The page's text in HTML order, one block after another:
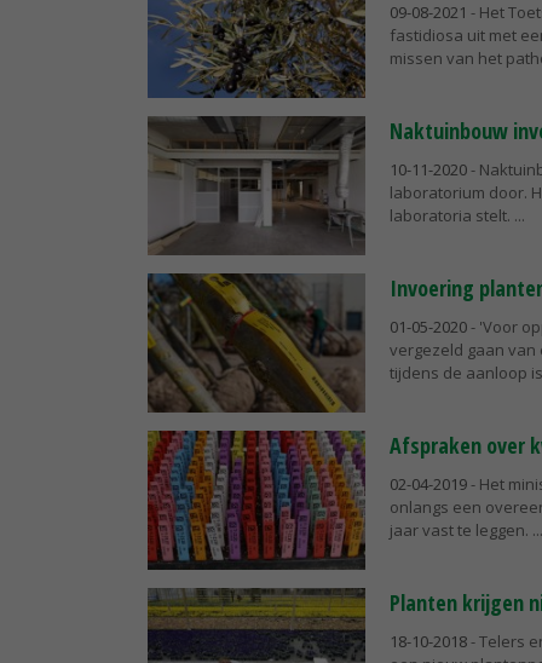
09-08-2021 - Het
fastidiosa uit met
missen van het
Naktuinbouw
10-11-2020-
laboratorium door.
laboratoria stelt.
Invoering
01-05-2020- 'Voor
vergezeld gaan
tijdens de aanloop
Afspraken over
02-04-2019- Het
onlangs een
jaar vast te leggen.
Planten krijgen
18-10-2018- Telers